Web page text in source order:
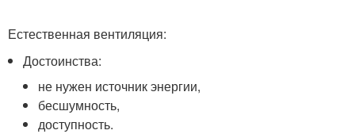
Естественная вентиляция:
Достоинства:
не нужен источник энергии,
бесшумность,
доступность.